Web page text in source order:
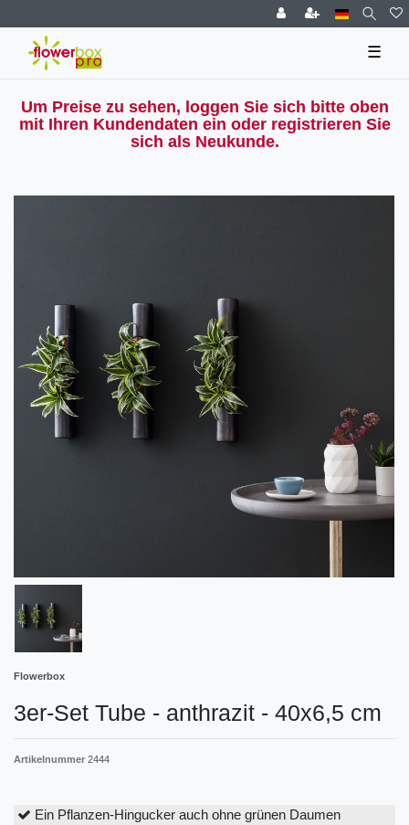
☰
Um Preise zu sehen, loggen Sie sich bitte oben
mit Ihren Kundendaten ein oder registrieren Sie
sich als Neukunde.
Flowerbox
3er-Set Tube - anthrazit - 40x6,5 cm
Artikelnummer 2444
Ein Pflanzen-Hingucker auch ohne grünen Daumen